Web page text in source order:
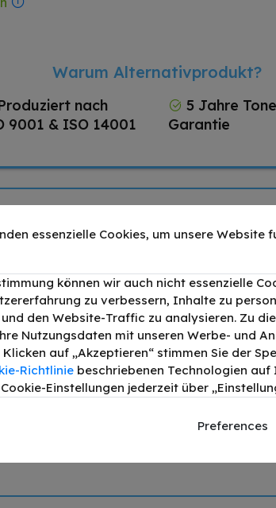
Warum Alternativprodukt?
nach
9001 & ISO 14001
5 Jahre
Garantie
bis zu 12500 Seiten
zu 9500 Seiten
zu 9500 Seiten
Cyan Magenta Gelb bis zu 9500
essenzielle Cookies, um unsere Website
können wir auch nicht essenzielle
zu verbessern, Inhalte zu
den Website-Traffic zu analysieren. Zu
Nutzungsdaten mit unseren Werbe- und
auf „Akzeptieren“ stimmen Sie der
Richtlinie beschriebenen Technologien auf
Einstellungen jederzeit über
Preferences